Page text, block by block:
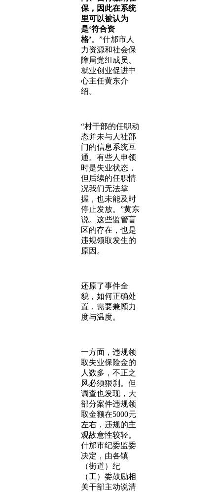
保，因此在系统
里可以被认为
是‘符合资
格’。”什邡市人
力资源和社会保
障局党组成员、
就业创业促进中
心主任黄东介
绍。
“村干部的任职动
态并未与人社部
门的信息系统互
通。有些人申领
时是失业状态，
但后续的任职情
况我们无法掌
握，也未能及时
停止发放。”黄东
说。这些监管盲
区的存在，也是
违规领取发生的
原因。
还原了事件全
貌，如何正确处
置，需要兼顾力
度与温度。
一方面，违规领
取失业保险金的
人数多，不正之
风必须狠刹。但
调查也发现，大
部分案件违规领
取金额在5000元
左右，违规的主
观故意性较轻。
什邡市纪委监委
决定，由各镇
（街道）纪
（工）委鼓励相
关干部主动说清